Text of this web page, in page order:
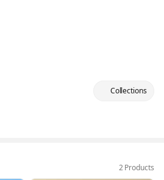
Collections
2 Products